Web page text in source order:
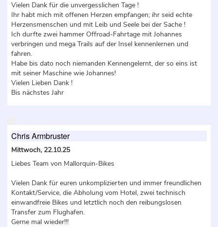
Vielen Dank für die unvergesslichen Tage !
Ihr habt mich mit offenen Herzen empfangen; ihr seid echte
Herzensmenschen und mit Leib und Seele bei der Sache !
Ich durfte zwei hammer Offroad-Fahrtage mit Johannes
verbringen und mega Trails auf der Insel kennenlernen und
fahren.
Habe bis dato noch niemanden Kennengelernt, der so eins ist
mit seiner Maschine wie Johannes!
Vielen Lieben Dank !
Bis nächstes Jahr
Chris Armbruster
Mittwoch, 22.10.25
Liebes Team von Mallorquin-Bikes
Vielen Dank für euren unkomplizierten und immer freundlichen
Kontakt/Service, die Abholung vom Hotel, zwei technisch
einwandfreie Bikes und letztlich noch den reibungslosen
Transfer zum Flughafen.
Gerne mal wieder!!!